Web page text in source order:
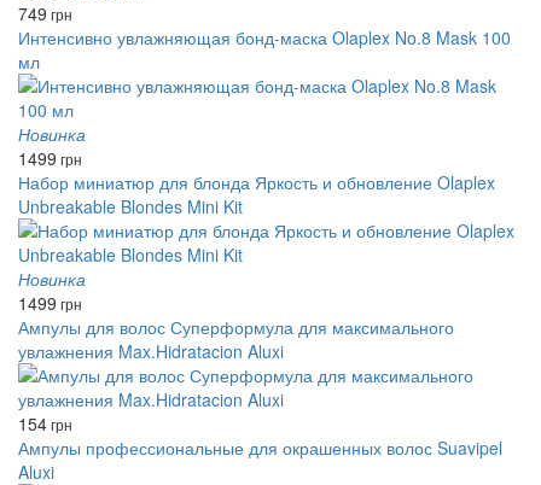
749 грн
Интенсивно увлажняющая бонд-маска Olaplex No.8 Mask 100
мл
Новинка
1499 грн
Набор миниатюр для блонда Яркость и обновление Olaplex
Unbreakable Blondes Mini Kit
Новинка
1499 грн
Ампулы для волос Суперформула для максимального
увлажнения Max.Hidratacion Aluxi
154грн
Ампулы профессиональные для окрашенных волос Suavipel
Aluxi